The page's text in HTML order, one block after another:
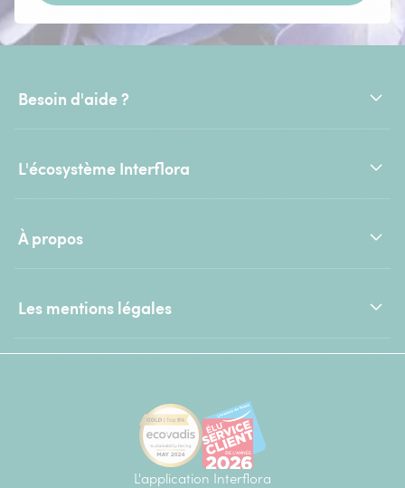
Besoin d'aide ?
L'écosystème Interflora
À propos
Les mentions légales
L'application Interflora